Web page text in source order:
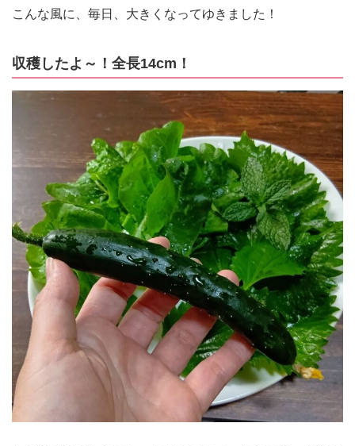
こんな風に、毎日、大きくなってゆきました！
収穫したよ～！全長14cm！